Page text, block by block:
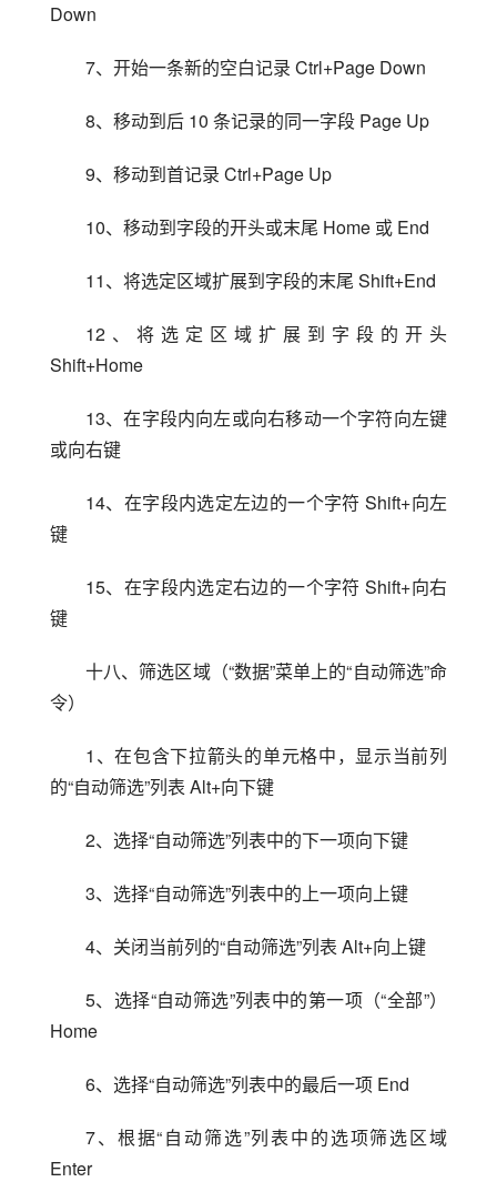
Down
7、开始一条新的空白记录 Ctrl+Page Down
8、移动到后 10 条记录的同一字段 Page Up
9、移动到首记录 Ctrl+Page Up
10、移动到字段的开头或末尾 Home 或 End
11、将选定区域扩展到字段的末尾 Shift+End
12、将选定区域扩展到字段的开头
Shift+Home
13、在字段内向左或向右移动一个字符向左键
或向右键
14、在字段内选定左边的一个字符 Shift+向左
键
15、在字段内选定右边的一个字符 Shift+向右
键
十八、筛选区域（“数据”菜单上的“自动筛选”命
令）
1、在包含下拉箭头的单元格中，显示当前列
的“自动筛选”列表 Alt+向下键
2、选择“自动筛选”列表中的下一项向下键
3、选择“自动筛选”列表中的上一项向上键
4、关闭当前列的“自动筛选”列表 Alt+向上键
5、选择“自动筛选”列表中的第一项（“全部”）
Home
6、选择“自动筛选”列表中的最后一项 End
7、根据“自动筛选”列表中的选项筛选区域
Enter